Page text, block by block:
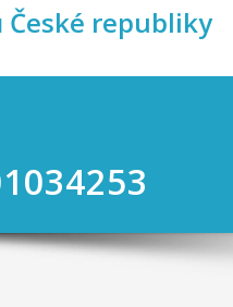
republiky